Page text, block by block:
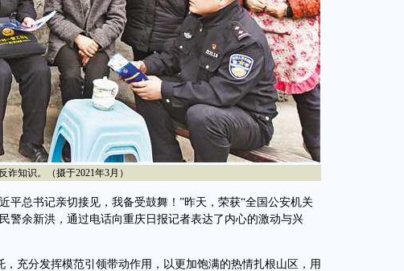
知识。（摄于2021年3月）
总书记亲切接见，我备受鼓舞！”昨天，荣获“全国公安机关
警余新洪，通过电话向重庆日报记者表达了内心的激动与兴
分发挥模范引领带动作用，以更加饱满的热情扎根山区，用